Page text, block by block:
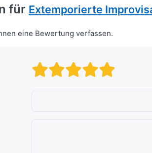
für Extemporierte
eine Bewertung verfassen.
Bewertung:
Bewertung: 1